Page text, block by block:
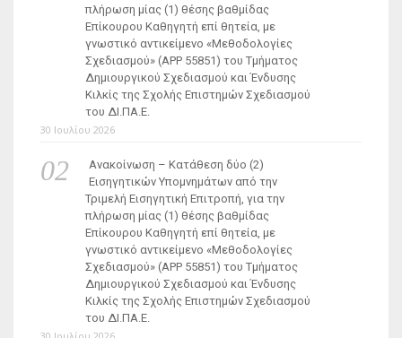
πλήρωση μίας (1) θέσης βαθμίδας
Επίκουρου Καθηγητή επί θητεία, με
γνωστικό αντικείμενο «Μεθοδολογίες
Σχεδιασμού» (ΑΡΡ 55851) του Τμήματος
Δημιουργικού Σχεδιασμού και Ένδυσης
Κιλκίς της Σχολής Επιστημών Σχεδιασμού
του ΔΙ.ΠΑ.Ε.
30 Ιουλίου 2026
Ανακοίνωση – Κατάθεση δύο (2)
Εισηγητικών Υπομνημάτων από την
Τριμελή Εισηγητική Επιτροπή, για την
πλήρωση μίας (1) θέσης βαθμίδας
Επίκουρου Καθηγητή επί θητεία, με
γνωστικό αντικείμενο «Μεθοδολογίες
Σχεδιασμού» (ΑΡΡ 55851) του Τμήματος
Δημιουργικού Σχεδιασμού και Ένδυσης
Κιλκίς της Σχολής Επιστημών Σχεδιασμού
του ΔΙ.ΠΑ.Ε.